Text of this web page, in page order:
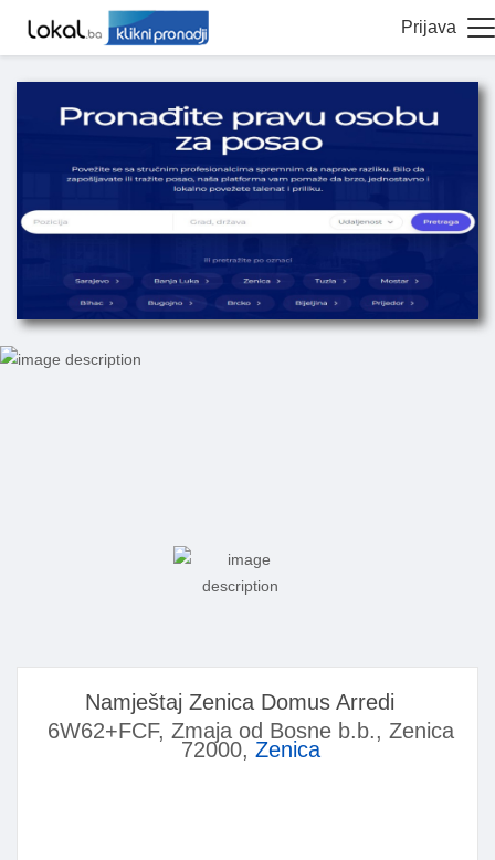
Prijava
Namještaj Zenica Domus Arredi
6W62+FCF, Zmaja od Bosne b.b., Zenica
72000, Zenica